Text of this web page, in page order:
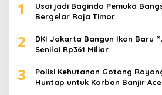
1
Usai jadi Baginda Pemuka
Bergelar Raja Timor
2
DKI Jakarta Bangun Ikon Baru
Senilai Rp361 Miliar
3
Polisi Kehutanan Gotong
Huntap untuk Korban Banjir